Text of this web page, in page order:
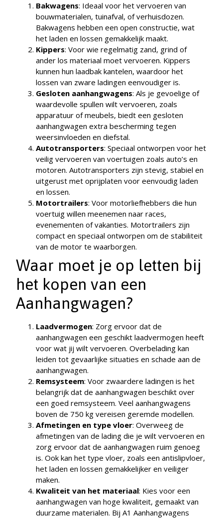
Bakwagens: Ideaal voor het vervoeren van
bouwmaterialen, tuinafval, of verhuisdozen.
Bakwagens hebben een open constructie, wat
het laden en lossen gemakkelijk maakt.
Kippers: Voor wie regelmatig zand, grind of
ander los materiaal moet vervoeren. Kippers
kunnen hun laadbak kantelen, waardoor het
lossen van zware ladingen eenvoudiger is.
Gesloten aanhangwagens: Als je gevoelige of
waardevolle spullen wilt vervoeren, zoals
apparatuur of meubels, biedt een gesloten
aanhangwagen extra bescherming tegen
weersinvloeden en diefstal.
Autotransporters: Speciaal ontworpen voor het
veilig vervoeren van voertuigen zoals auto’s en
motoren. Autotransporters zijn stevig, stabiel en
uitgerust met oprijplaten voor eenvoudig laden
en lossen.
Motortrailers: Voor motorliefhebbers die hun
voertuig willen meenemen naar races,
evenementen of vakanties. Motortrailers zijn
compact en speciaal ontworpen om de stabiliteit
van de motor te waarborgen.
Waar moet je op letten bij
het kopen van een
Aanhangwagen?
Laadvermogen: Zorg ervoor dat de
aanhangwagen een geschikt laadvermogen heeft
voor wat jij wilt vervoeren. Overbelading kan
leiden tot gevaarlijke situaties en schade aan de
aanhangwagen.
Remsysteem: Voor zwaardere ladingen is het
belangrijk dat de aanhangwagen beschikt over
een goed remsysteem. Veel aanhangwagens
boven de 750 kg vereisen geremde modellen.
Afmetingen en type vloer: Overweeg de
afmetingen van de lading die je wilt vervoeren en
zorg ervoor dat de aanhangwagen ruim genoeg
is. Ook kan het type vloer, zoals een antislipvloer,
het laden en lossen gemakkelijker en veiliger
maken.
Kwaliteit van het materiaal: Kies voor een
aanhangwagen van hoge kwaliteit, gemaakt van
duurzame materialen. Bij A1 Aanhangwagens